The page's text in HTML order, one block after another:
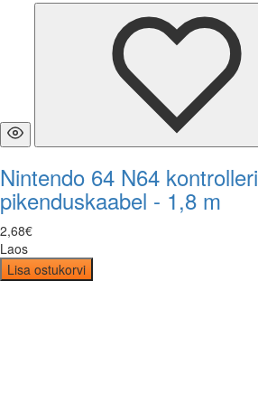
Nintendo 64 N64 kontrolleri
pikenduskaabel - 1,8 m
2,68€
Laos
Lisa ostukorvi